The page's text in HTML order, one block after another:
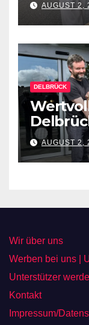
AUGUST 2,
DELBRÜCK
AUGUST 2,
Wir über uns
Werben bei uns |
Unterstützer
Kontakt
Impressum/